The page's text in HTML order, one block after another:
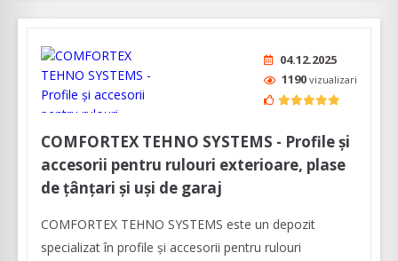
04.12.2025
1190 vizualizari
COMFORTEX TEHNO SYSTEMS - Profile și
accesorii pentru rulouri exterioare, plase
de țânțari și uși de garaj
COMFORTEX TEHNO SYSTEMS este un depozit
specializat în profile și accesorii pentru rulouri